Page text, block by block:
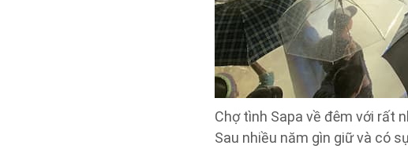
Chợ tình Sapa về đêm với rất
Sau nhiều năm gìn giữ và có